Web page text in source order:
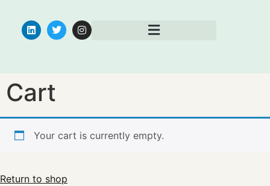
Cart
Your cart is currently empty.
Return to shop